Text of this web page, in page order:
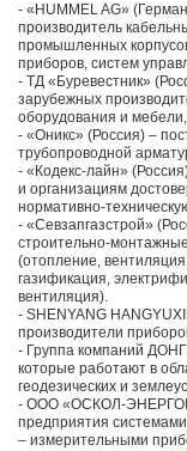
- «HUMMEL AG»
производитель
промышленных
приборов, систем
- ТД «Буревестник»
зарубежных
оборудования и
- «Оникс» (Россия) –
трубопроводной
- «Кодекс-лайн»
и организациям
нормативно-
- «Севзапгазстрой»
строительно-
(отопление,
газификация,
вентиляция).
- SHENYANG
производители
- Группа компаний
которые работают в
геодезических и
- ООО «ОСКОЛ-
предприятия системами
– измерительными